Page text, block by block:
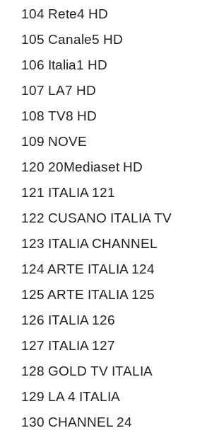
104 Rete4 HD
105 Canale5 HD
106 Italia1 HD
107 LA7 HD
108 TV8 HD
109 NOVE
120 20Mediaset HD
121 ITALIA 121
122 CUSANO ITALIA TV
123 ITALIA CHANNEL
124 ARTE ITALIA 124
125 ARTE ITALIA 125
126 ITALIA 126
127 ITALIA 127
128 GOLD TV ITALIA
129 LA 4 ITALIA
130 CHANNEL 24